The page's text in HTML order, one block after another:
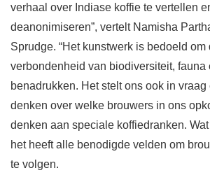
verhaal over Indiase koffie te vertellen
deanonimiseren”, vertelt Namisha
Sprudge. “Het kunstwerk is bedoeld
verbondenheid van biodiversiteit, fauna
benadrukken. Het stelt ons ook in
denken over welke brouwers in ons
denken aan speciale koffiedranken.
het heeft alle benodigde velden om
te volgen.